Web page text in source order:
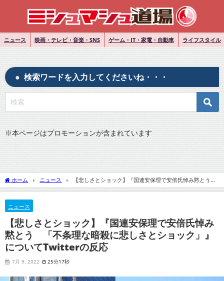
ニュース 映画・テレビ・音楽・SNS ゲーム・IT・家電・自動車 ライフスタイル
検索ワードを入力してくださいね・・・
※本ページはプロモーションが含まれています
ホーム ニュース
【悲しさとショック】『国連安保理で安倍氏悼み黙とう
「不条理な暗殺に悲しさとショック」』についてTwitterの反応
ニュース
【悲しさとショック】『国連安保理で安倍氏悼み
黙とう 「不条理な暗殺に悲しさとショック」』
についてTwitterの反応
7月 9, 2022 25分17秒